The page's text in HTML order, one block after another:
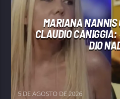
MARIANA NANNIS
CLAUDIO CANIGGIA:
DIO
5 DE AGOSTO DE 2026